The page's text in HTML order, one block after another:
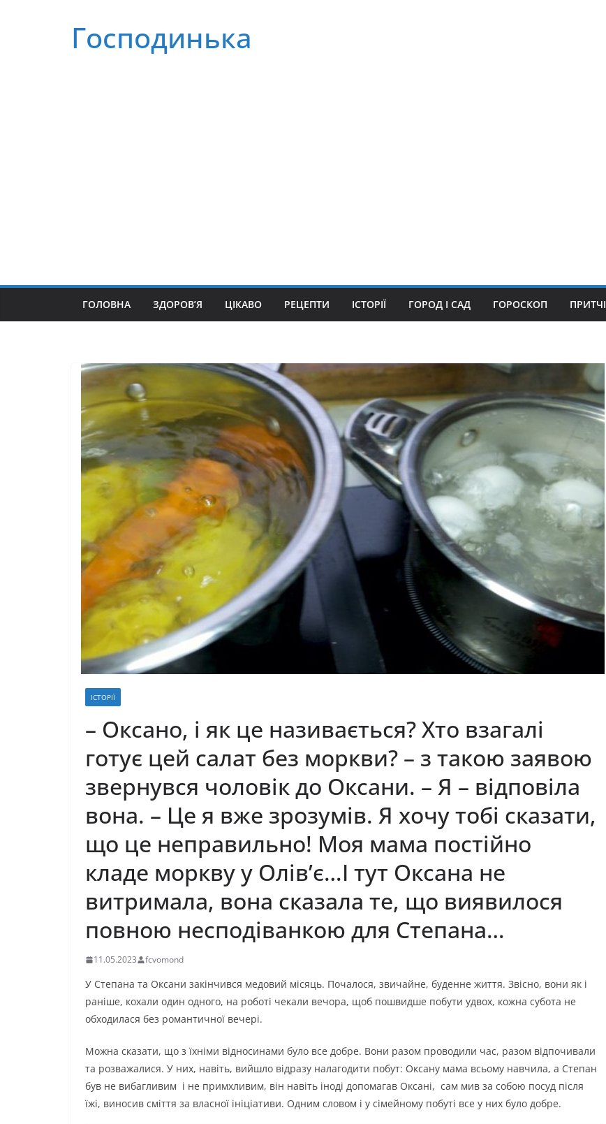
Господинька
ГОЛОВНА ЗДОРОВ’Я ЦІКАВО РЕЦЕПТИ ІСТОРІЇ ГОРОД І САД ГОРОСКОП ПРИТЧІ
ІСТОРІЇ
– Оксано, і як це називається? Хто взагалі
готує цей салат без моркви? – з такою заявою
звернувся чоловік до Оксани. – Я – відповіла
вона. – Це я вже зрозумів. Я хочу тобі сказати,
що це неправильно! Моя мама постійно
кладе моркву у Олів’є…І тут Оксана не
витримала, вона сказала те, що виявилося
повною несподіванкою для Степана…
11.05.2023 fcvomond
У Степана та Оксани закінчився медовий місяць. Почалося, звичайне, буденне життя. Звісно, вони як і
раніше, кохали один одного, на роботі чекали вечора, щоб пошвидше побути удвох, кожна субота не
обходилася без романтичної вечері.
Можна сказати, що з їхніми відносинами було все добре. Вони разом проводили час, разом відпочивали
та розважалися. У них, навіть, вийшло відразу налагодити побут: Оксану мама всьому навчила, а Степан
був не вибагливим і не примхливим, він навіть іноді допомагав Оксані, сам мив за собою посуд після
їжі, виносив сміття за власної ініціативи. Одним словом і у сімейному побуті все у них було добре.